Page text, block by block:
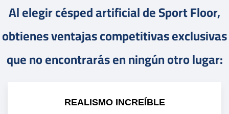
Al elegir césped artificial de Sport Floor,
obtienes ventajas competitivas exclusivas
que no encontrarás en ningún otro lugar:
REALISMO INCREÍBLE